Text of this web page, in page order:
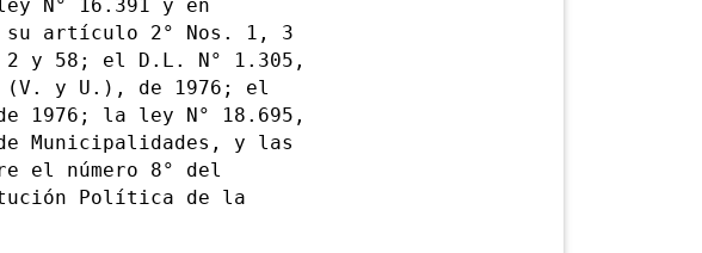
N° 16.391 y en
su artículo 2° Nos. 1, 3
y 58; el D.L. N° 1.305,
(V. y U.), de 1976; el
1976; la ley N° 18.695,
Municipalidades, y las
el número 8° del
Política de la